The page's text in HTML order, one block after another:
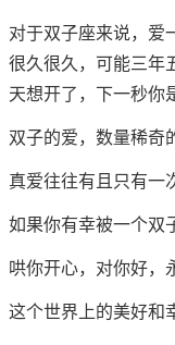
对于双子座来说，爱
很久很久，可能三年
天想开了，下一秒你
双子的爱，数量稀奇
真爱往往有且只有一
如果你有幸被一个双
哄你开心，对你好，
这个世界上的美好和